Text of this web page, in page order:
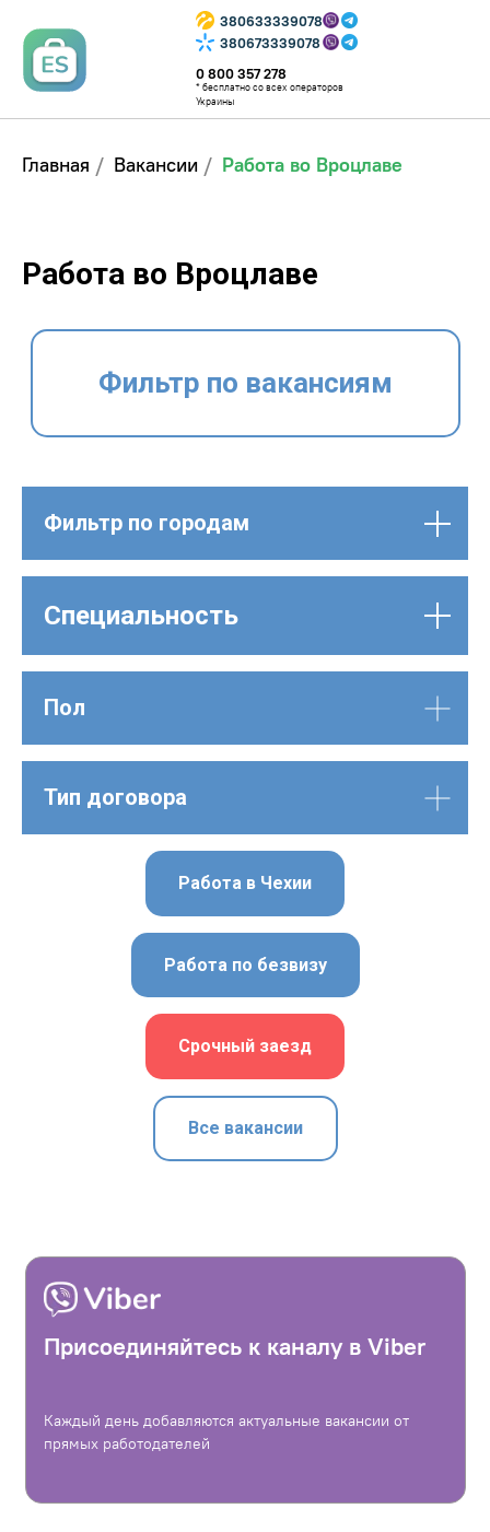
380633339078
380673339078
0 800 357 278
* бесплатно со всех операторов
Украины
Главная / Вакансии / Работа во Вроцлаве
Работа во Вроцлаве
Фильтр по вакансиям
Фильтр по городам
Специальность
Пол
Тип договора
Работа в Чехии
Работа по безвизу
Срочный заезд
Все вакансии
Присоединяйтесь к каналу в Viber
Каждый день добавляются актуальные вакансии от
прямых работодателей